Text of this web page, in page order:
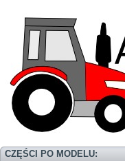
CZĘŚCI PO MODELU: